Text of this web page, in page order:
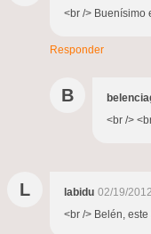
<br /> Buenísimo
Responder
B
<br />
L labidu 02/19/
<br /> Belén,